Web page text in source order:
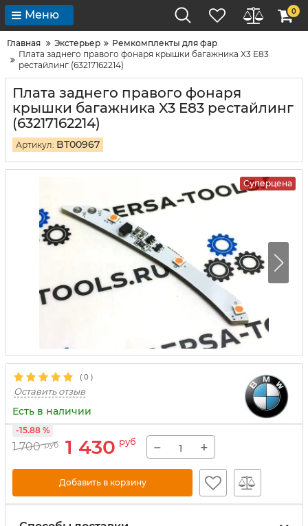
Меню 0
Главная Экстерьер
Ремкомплекты для фар
Плата заднего правого фонаря крышки багажника X3 E83
рестайлинг (63217162214)
Плата заднего правого фонаря
крышки багажника X3 E83 рестайлинг
(63217162214)
Артикул: BT00967
Суперцена
( 0 )
Оставить отзыв
Есть в наличии
1 700 руб 1 430 руб
-15.88 %
− +
Добавить в корзину